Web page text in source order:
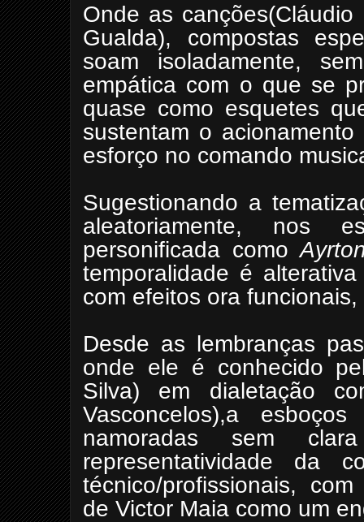
Onde as
Gualda), compostas
soam isoladamente,
empática com o que se
quase como esquetes
sustentam o
esforço no comando
Sugestionando a
aleatoriamente, nos
personificada como
temporalidade é
com efeitos ora
Desde as lembranças
onde ele é conhecido
Silva) em dialetação
Vasconcelos),a
namoradas sem
representatividade da
técnico/profissionais,
de Victor Maia como um